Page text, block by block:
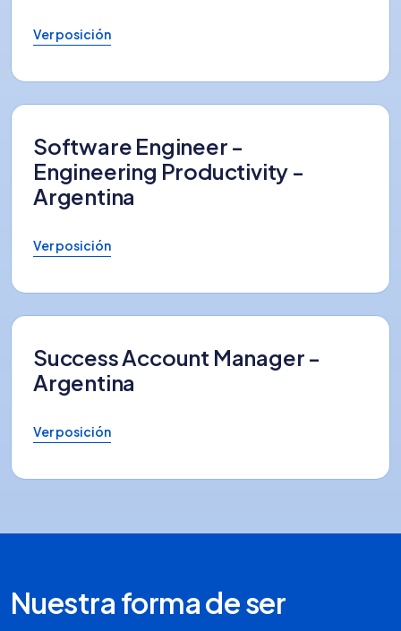
Ver posición
Software Engineer -
Engineering Productivity -
Argentina
Ver posición
Success Account Manager -
Argentina
Ver posición
Nuestra forma de ser